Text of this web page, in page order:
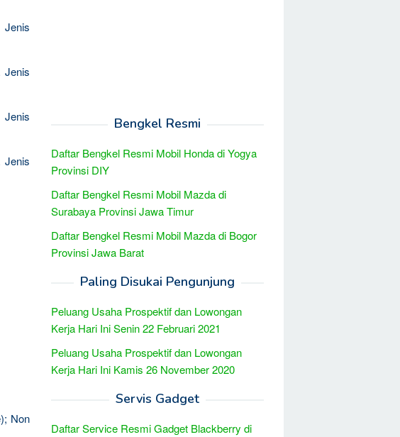
Jenis
Jenis
Jenis
Non
Bengkel Resmi
Daftar Bengkel Resmi Mobil Honda di Yogya
Provinsi DIY
Daftar Bengkel Resmi Mobil Mazda di
Surabaya Provinsi Jawa Timur
Daftar Bengkel Resmi Mobil Mazda di Bogor
Provinsi Jawa Barat
Paling Disukai Pengunjung
Peluang Usaha Prospektif dan Lowongan
Kerja Hari Ini Senin 22 Februari 2021
Peluang Usaha Prospektif dan Lowongan
Kerja Hari Ini Kamis 26 November 2020
Servis Gadget
Daftar Service Resmi Gadget Blackberry di